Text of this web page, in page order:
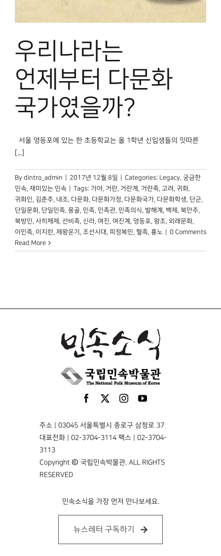
우리나라는
언제부터 다문화
국가였을까?
서울 영등포에 있는 한 초등학교는 올 1학년 신입생들의 잇따른
[...]
By dintro_admin 2017년 12월 8일 Categories: Legacy, 궁금한
민속, 재미있는 민속 Tags: 가야, 거란, 거란계 , 거란족, 고려 , 귀화,
귀화인, 김춘추, 내조, 다문화, 다문화가정, 다문화국가, 다문화학생, 단군,
단일문화, 단일민족, 몽골, 민족, 민족관, 민족의식, 발해계 , 백제 , 북만주,
북방인, 사히체제 , 선비족, 신라, 여진, 여진계 , 영등포, 왕조, 외래문화,
이민족, 이지란, 제왕운기 , 조선시대 , 피정복민, 혈족, 흉노
0 Comments
Read More
주소 | 03045 서울특별시 종로구 삼청로 37
대표전화 | 02-3704-3114 팩스 | 02-3704-
3113
Copyright © 국립민속박물관. ALL RIGHTS
RESERVED
민속소식을 가장 먼저 만나보세요.
뉴스레터 구독하기